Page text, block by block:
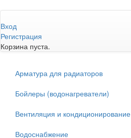
к
основному
содержанию
Вход
Регистрация
Корзина пуста.
Арматура для радиаторов
Бойлеры (водонагреватели)
Вентиляция и кондиционирование
Водоснабжение